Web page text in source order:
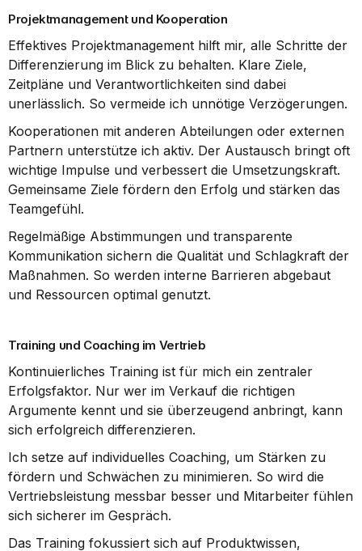
Projektmanagement und Kooperation
Effektives Projektmanagement hilft mir, alle Schritte der
Differenzierung im Blick zu behalten. Klare Ziele,
Zeitpläne und Verantwortlichkeiten sind dabei
unerlässlich. So vermeide ich unnötige Verzögerungen.
Kooperationen mit anderen Abteilungen oder externen
Partnern unterstütze ich aktiv. Der Austausch bringt oft
wichtige Impulse und verbessert die Umsetzungskraft.
Gemeinsame Ziele fördern den Erfolg und stärken das
Teamgefühl.
Regelmäßige Abstimmungen und transparente
Kommunikation sichern die Qualität und Schlagkraft der
Maßnahmen. So werden interne Barrieren abgebaut
und Ressourcen optimal genutzt.
Training und Coaching im Vertrieb
Kontinuierliches Training ist für mich ein zentraler
Erfolgsfaktor. Nur wer im Verkauf die richtigen
Argumente kennt und sie überzeugend anbringt, kann
sich erfolgreich differenzieren.
Ich setze auf individuelles Coaching, um Stärken zu
fördern und Schwächen zu minimieren. So wird die
Vertriebsleistung messbar besser und Mitarbeiter fühlen
sich sicherer im Gespräch.